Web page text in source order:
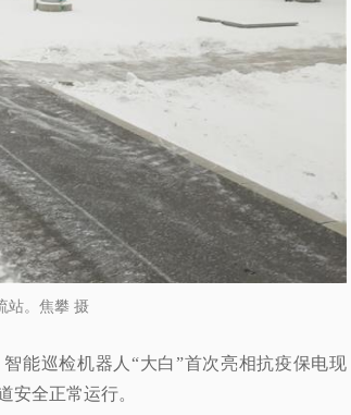
站。焦攀 摄
能巡检机器人“大白”首次亮相抗疫保电现
安全正常运行。